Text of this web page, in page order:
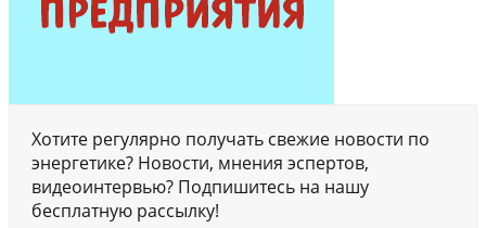
Хотите регулярно получать свежие новости по
энергетике? Новости, мнения эспертов,
видеоинтервью? Подпишитесь на нашу
бесплатную рассылку!